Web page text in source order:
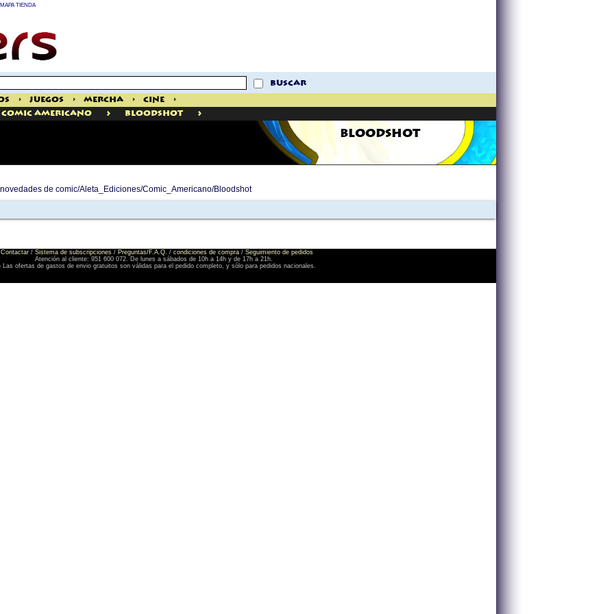
MAPA TIENDA
buscar
> Juegos > Mercha > Cine
>
Comic Americano
> Bloodshot >
BLOODSHOT
de comic/Aleta_Ediciones/Comic_Americano/Bloodshot
Contactar / Sistema de subscripciones / Preguntas/F.A.Q. / condiciones de compra / Seguimiento de pedidos
Atención al cliente: 951 600 072. De lunes a sábados de 10h a 14h y de 17h a 21h.
Las ofertas de gastos de envio gratuitos son válidas para el pedido completo, y sólo para pedidos nacionales.